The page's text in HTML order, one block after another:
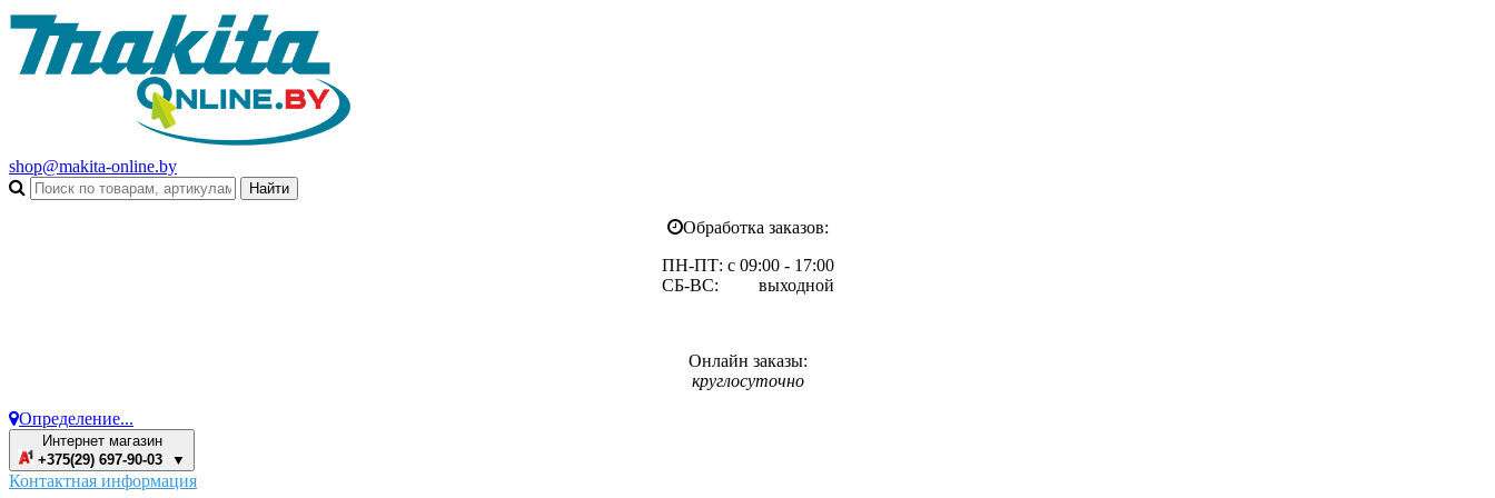
shop@makita-online.by
Обработка заказов:
ПН-ПТ: с 09:00 - 17:00
СБ-ВС: выходной
Онлайн заказы:
круглосуточно
Определение...
Интернет магазин
+375(29) 697-90-03 ▼
Контактная информация